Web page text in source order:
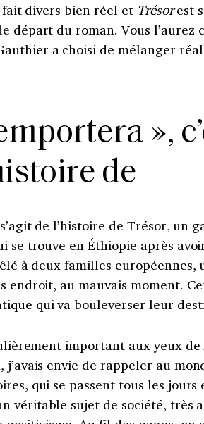
divers bien réel et Trésorest
départ du roman. Vous l’aurez
a choisi de mélanger
»,
de
de l’histoire de Trésor, un
se trouve en Éthiopie après
à deux familles européennes,
endroit, au mauvais moment.
qui va bouleverser leur
important aux yeux
envie de rappeler au
qui se passent tous les jours
véritable sujet de société, très